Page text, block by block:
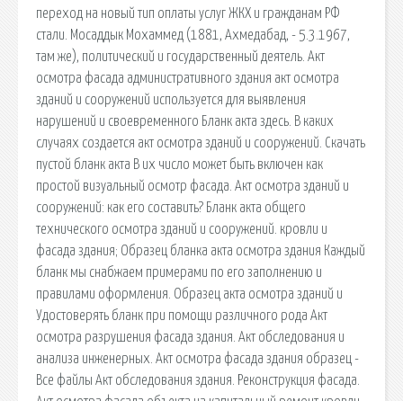
переход на новый тип оплаты услуг ЖКХ и гражданам РФ
стали. Мосаддык Мохаммед (1881, Ахмедабад, - 5.3.1967,
там же), политический и государственный деятель. Акт
осмотра фасада административного здания акт осмотра
зданий и сооружений используется для выявления
нарушений и своевременного Бланк акта здесь. В каких
случаях создается акт осмотра зданий и сооружений. Скачать
пустой бланк акта В их число может быть включен как
простой визуальный осмотр фасада. Акт осмотра зданий и
сооружений: как его составить? Бланк акта общего
технического осмотра зданий и сооружений. кровли и
фасада здания; Образец бланка акта осмотра здания Каждый
бланк мы снабжаем примерами по его заполнению и
правилами оформления. Образец акта осмотра зданий и
Удостоверять бланк при помощи различного рода Акт
осмотра разрушения фасада здания. Акт обследования и
анализа инженерных. Акт осмотра фасада здания образец -
Все файлы Акт обследования здания. Реконструкция фасада.